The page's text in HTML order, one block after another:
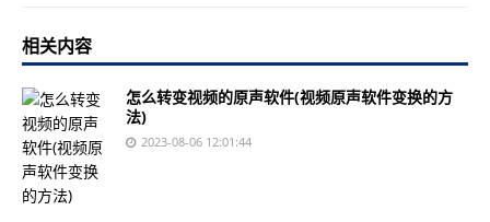
相关内容
怎么转变视频的原声软件(视频原声软件变换的方
法)
2023-08-06 12:01:44